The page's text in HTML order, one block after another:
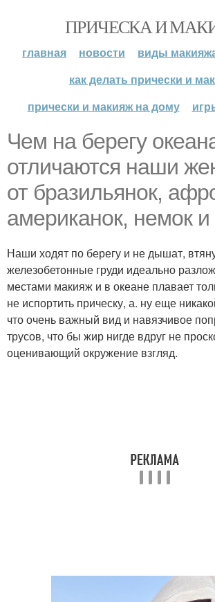
ПРИЧЕСКА И
главная новости
виды
как делать прически и
прически и макияж на дому
Чем на берегу
отличаются наши
от бразильянок,
американок, немок и
Наши ходят по берегу и не дышат,
железобетонные груди идеально
местами макияж и в океане плавает
не испортить прическу, а. ну еще
что очень важный вид и навязчивое
трусов, что бы жир нигде вдруг не
оценивающий окружение взгляд.